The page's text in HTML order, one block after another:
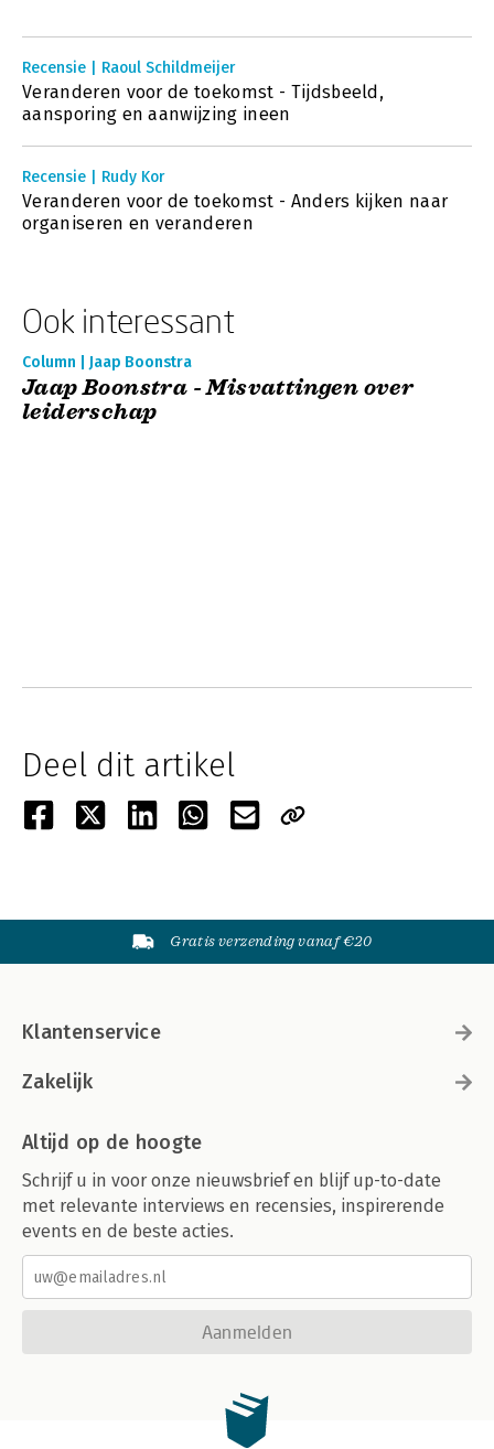
Recensie | Raoul Schildmeijer
Veranderen voor de toekomst - Tijdsbeeld,
aansporing en aanwijzing ineen
Recensie | Rudy Kor
Veranderen voor de toekomst - Anders kijken naar
organiseren en veranderen
Ook interessant
Column | Jaap Boonstra
Jaap Boonstra - Misvattingen over
leiderschap
Deel dit artikel
Gratis verzending vanaf €20
Klantenservice
Zakelijk
Altijd op de hoogte
Schrijf u in voor onze nieuwsbrief en blijf up-to-date
met relevante interviews en recensies, inspirerende
events en de beste acties.
Aanmelden